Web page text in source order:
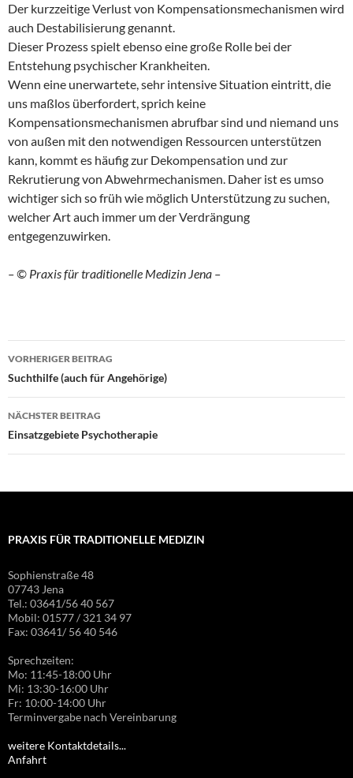
Der kurzzeitige Verlust von Kompensationsmechanismen wird
auch Destabilisierung genannt.
Dieser Prozess spielt ebenso eine große Rolle bei der
Entstehung psychischer Krankheiten.
Wenn eine unerwartete, sehr intensive Situation eintritt, die
uns maßlos überfordert, sprich keine
Kompensationsmechanismen abrufbar sind und niemand uns
von außen mit den notwendigen Ressourcen unterstützen
kann, kommt es häufig zur Dekompensation und zur
Rekrutierung von Abwehrmechanismen. Daher ist es umso
wichtiger sich so früh wie möglich Unterstützung zu suchen,
welcher Art auch immer um der Verdrängung
entgegenzuwirken.
– © Praxis für traditionelle Medizin Jena –
Beitragsnavigation
VORHERIGER BEITRAG
Suchthilfe (auch für Angehörige)
NÄCHSTER BEITRAG
Einsatzgebiete Psychotherapie
PRAXIS FÜR TRADITIONELLE MEDIZIN
Sophienstraße 48
07743 Jena
Tel.: 03641/56 40 567
Mobil: 01577 / 321 34 97
Fax: 03641/ 56 40 546
Sprechzeiten:
Mo: 11:45-18:00 Uhr
Mi: 13:30-16:00 Uhr
Fr: 10:00-14:00 Uhr
Terminvergabe nach Vereinbarung
weitere Kontaktdetails...
Anfahrt